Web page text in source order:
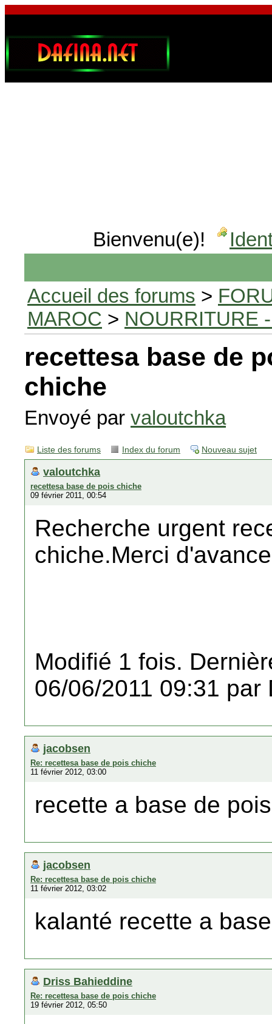
Bienvenu(e)!
Accueil des forums >
MAROC > NOURRITURE
recettesa base de
chiche
Envoyé par valoutchka
Liste des forums Index du forum Nouveau sujet
valoutchka
recettesa base de pois chiche
09 février 2011, 00:54
Recherche urgent
chiche.Merci
Modifié 1 fois.
06/06/2011 09:31 par
jacobsen
Re: recettesa base de pois chiche
11 février 2012, 03:00
recette a base de
jacobsen
Re: recettesa base de pois chiche
11 février 2012, 03:02
kalanté recette a
Driss Bahieddine
Re: recettesa base de pois chiche
19 février 2012, 05:50